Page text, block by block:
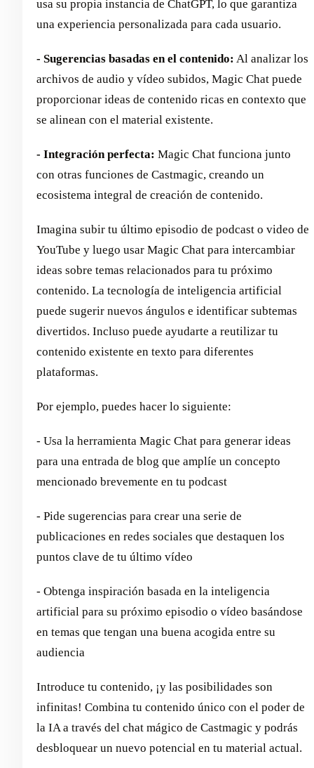
usa su propia instancia de ChatGPT, lo que garantiza
una experiencia personalizada para cada usuario.
- Sugerencias basadas en el contenido: Al analizar los
archivos de audio y vídeo subidos, Magic Chat puede
proporcionar ideas de contenido ricas en contexto que
se alinean con el material existente.
- Integración perfecta: Magic Chat funciona junto
con otras funciones de Castmagic, creando un
ecosistema integral de creación de contenido.
Imagina subir tu último episodio de podcast o video de
YouTube y luego usar Magic Chat para intercambiar
ideas sobre temas relacionados para tu próximo
contenido. La tecnología de inteligencia artificial
puede sugerir nuevos ángulos e identificar subtemas
divertidos. Incluso puede ayudarte a reutilizar tu
contenido existente en texto para diferentes
plataformas.
Por ejemplo, puedes hacer lo siguiente:
- Usa la herramienta Magic Chat para generar ideas
para una entrada de blog que amplíe un concepto
mencionado brevemente en tu podcast
- Pide sugerencias para crear una serie de
publicaciones en redes sociales que destaquen los
puntos clave de tu último vídeo
- Obtenga inspiración basada en la inteligencia
artificial para su próximo episodio o vídeo basándose
en temas que tengan una buena acogida entre su
audiencia
Introduce tu contenido, ¡y las posibilidades son
infinitas! Combina tu contenido único con el poder de
la IA a través del chat mágico de Castmagic y podrás
desbloquear un nuevo potencial en tu material actual.